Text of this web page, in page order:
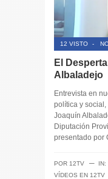
12 VISTO -
El
Albaladejo
Entrevista en
política y social,
Joaquín
Diputación
presentado por
POR 12TV ─ IN:
VÍDEOS EN 12TV